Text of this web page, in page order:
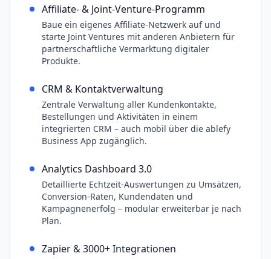
Affiliate- & Joint-Venture-Programm
Baue ein eigenes Affiliate-Netzwerk auf und
starte Joint Ventures mit anderen Anbietern für
partnerschaftliche Vermarktung digitaler
Produkte.
CRM & Kontaktverwaltung
Zentrale Verwaltung aller Kundenkontakte,
Bestellungen und Aktivitäten in einem
integrierten CRM – auch mobil über die ablefy
Business App zugänglich.
Analytics Dashboard 3.0
Detaillierte Echtzeit-Auswertungen zu Umsätzen,
Conversion-Raten, Kundendaten und
Kampagnenerfolg – modular erweiterbar je nach
Plan.
Zapier & 3000+ Integrationen